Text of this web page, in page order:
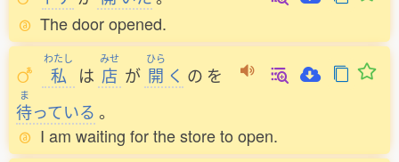
The door opened.
わたし
私 は
みせ
店 が
ひら
開 く の を
ま
待っている 。
I am waiting for the store to open.